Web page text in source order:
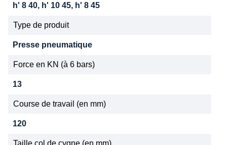
h' 8 40, h' 10 45, h' 8 45
Type de produit
Presse pneumatique
Force en KN (à 6 bars)
13
Course de travail (en mm)
120
Taille col de cygne (en mm)